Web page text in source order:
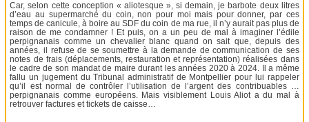
Car, selon cette conception « aliotesque », si demain, je barbote deux litres
d’eau au supermarché du coin, non pour moi mais pour donner, par ces
temps de canicule, à boire au SDF du coin de ma rue, il n’y aurait pas plus de
raison de me condamner ! Et puis, on a un peu de mal à imaginer l’édile
perpignanais comme un chevalier blanc quand on sait que, depuis des
années, il refuse de se soumettre à la demande de communication de ses
notes de frais (déplacements, restauration et représentation) réalisées dans
le cadre de son mandat de maire durant les années 2020 à 2024. Il a même
fallu un jugement du Tribunal administratif de Montpellier pour lui rappeler
qu’il est normal de contrôler l’utilisation de l’argent des contribuables …
perpignanais comme européens. Mais visiblement Louis Aliot a du mal à
retrouver factures et tickets de caisse…